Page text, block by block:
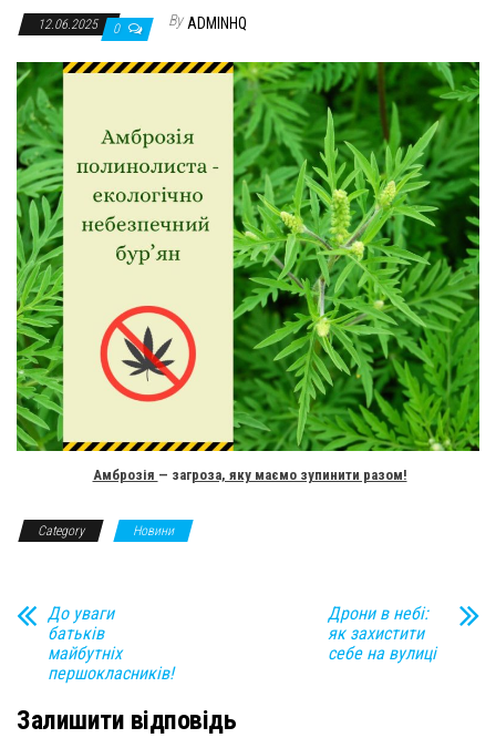
12.06.2025 0 By ADMINHQ
Амброзія — загроза, яку маємо зупинити разом!
Category Новини
До уваги
батьків
майбутніх
першокласників!
Дрони в небі:
як захистити
себе на вулиці
Залишити відповідь